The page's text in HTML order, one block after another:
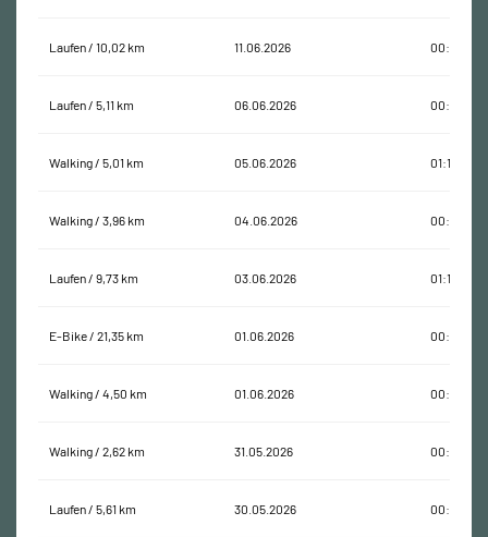
Laufen / 10,02 km 11.06.2026 00:55:40
Laufen / 5,11 km 06.06.2026 00:28:54
Walking / 5,01 km 05.06.2026 01:10:22
Walking / 3,96 km 04.06.2026 00:53:56
Laufen / 9,73 km 03.06.2026 01:14:50
E-Bike / 21,35 km 01.06.2026 00:55:29
Walking / 4,50 km 01.06.2026 00:59:21
Walking / 2,62 km 31.05.2026 00:33:36
Laufen / 5,61 km 30.05.2026 00:31:27